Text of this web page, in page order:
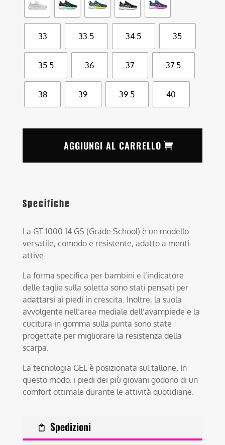
33 33.5 34.5 35
35.5 36 37 37.5
38 39 39.5 40
AGGIUNGI AL CARRELLO
Specifiche
La GT-1000 14 GS (Grade School) è un modello
versatile, comodo e resistente, adatto a menti
attive.
La forma specifica per bambini e l’indicatore
delle taglie sulla soletta sono stati pensati per
adattarsi ai piedi in crescita. Inoltre, la suola
avvolgente nell’area mediale dell’avampiede e la
cucitura in gomma sulla punta sono state
progettate per migliorare la resistenza della
scarpa.
La tecnologia GEL è posizionata sul tallone. In
questo modo, i piedi dei più giovani godono di un
comfort ottimale durante le attività quotidiane.
Spedizioni